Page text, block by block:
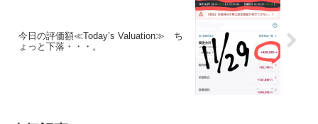
今日の評価額≪Today’s Valuation≫ ち
ょっと下落・・・。